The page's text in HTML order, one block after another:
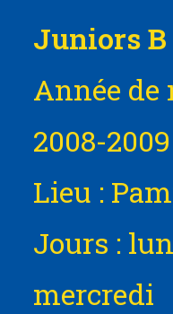
Juniors B
Année de
2008-2009
Lieu :
Jours :
mercredi